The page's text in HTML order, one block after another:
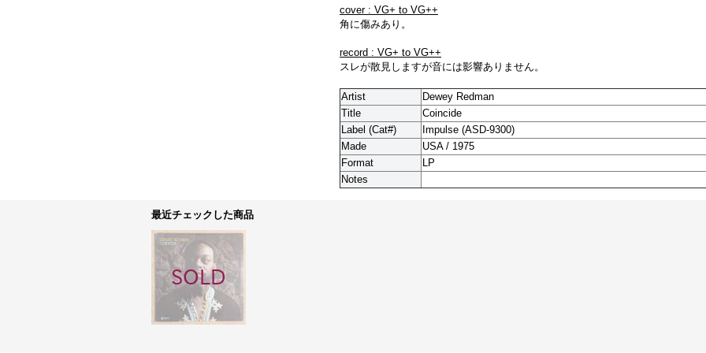
cover : VG+ to VG++
角に傷みあり。
record : VG+ to VG++
スレが散見しますが音には影響ありません。
Artist
Dewey Redman
Title
Coincide
Label (Cat#)
Impulse (ASD-9300)
Made
USA / 1975
Format
LP
Notes
最近チェックした商品